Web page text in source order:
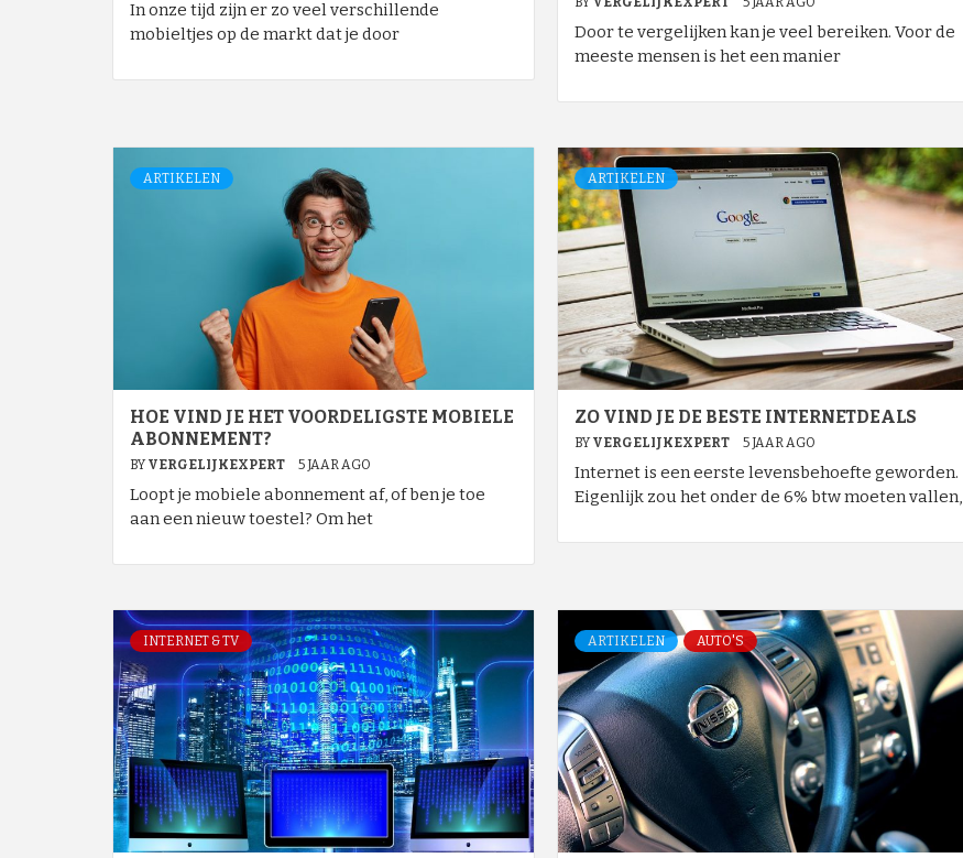
In onze tijd zijn er zo veel verschillende
mobieltjes op de markt dat je door
Door te vergelijken kan je veel bereiken. Voor de
meeste mensen is het een manier
ARTIKELEN
HOE VIND JE HET VOORDELIGSTE MOBIELE
ABONNEMENT?
BY VERGELIJKEXPERT 5 JAAR AGO
Loopt je mobiele abonnement af, of ben je toe
aan een nieuw toestel? Om het
ARTIKELEN
ZO VIND JE DE BESTE INTERNETDEALS
BY VERGELIJKEXPERT 5 JAAR AGO
Internet is een eerste levensbehoefte geworden.
Eigenlijk zou het onder de 6% btw moeten vallen,
INTERNET & TV ARTIKELEN AUTO'S